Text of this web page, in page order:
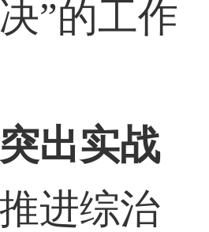
”的工作
出实战
推进综治